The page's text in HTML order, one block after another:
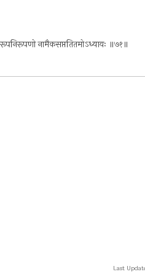
नामैकसप्ततितमोऽध्यायः ॥७१॥
Last